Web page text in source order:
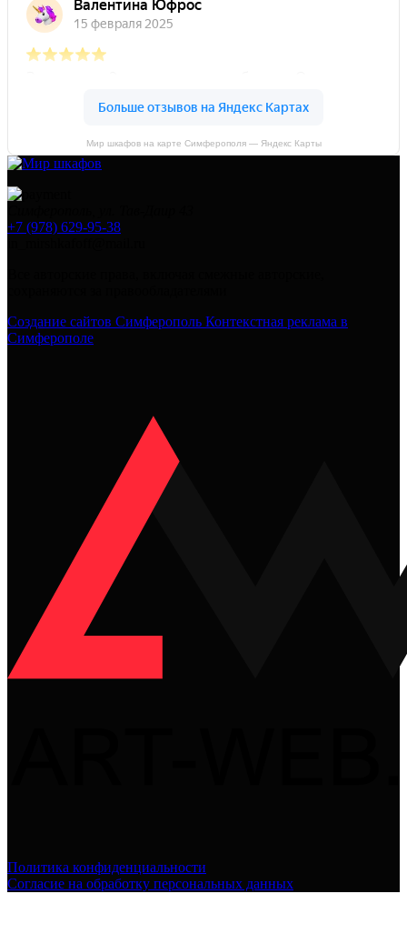
Мир шкафов на карте Симферополя — Яндекс Карты
+7 (978) 629-95-38
Создание сайтов Симферополь Контекстная реклама в
Симферополе
Политика конфиденциальности
Согласие на обработку персональных данных